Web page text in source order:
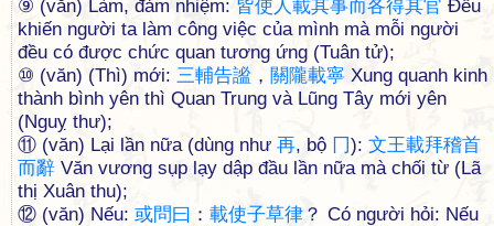
⑨ (văn) Làm, đảm nhiệm: 皆使 人載其事而各得其官 Đều
khiến người ta làm công việc của mình mà mỗi người
đều có được chức quan tương ứng (Tuân tử);
⑩ (văn) (Thì) mới: 三輔告謐 ， 關隴載寧 Xung quanh kinh
thành bình yên thì Quan Trung và Lũng Tây mới yên
(Nguỵ thư);
⑪ (văn) Lại lần nữa (dùng như 再, bộ 冂): 文王載拜稽首
而辭 Văn vương sụp lạy dập đầu lần nữa mà chối từ (Lã
thị Xuân thu);
⑫ (văn) Nếu: 或問曰 ： 載使子草律 ？ Có người hỏi: Nếu